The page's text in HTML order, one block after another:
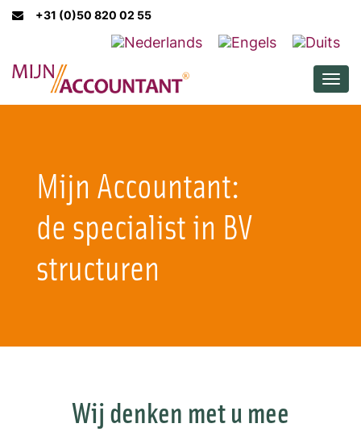
+31 (0)50 820 02 55
Mijn Accountant:
de specialist in BV
structuren
Wij denken met u mee